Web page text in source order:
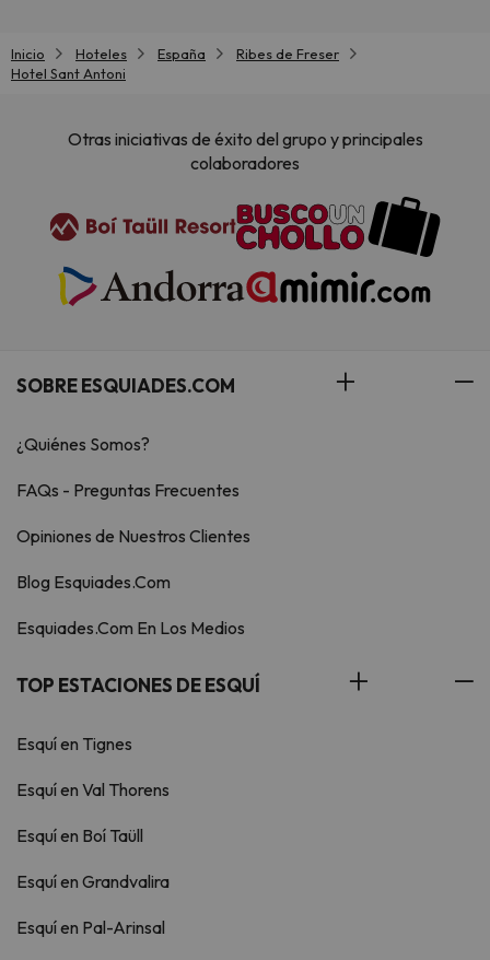
Inicio Hoteles España
Ribes de Freser
Hotel Sant Antoni
Otras iniciativas de éxito del grupo y principales
colaboradores
SOBRE ESQUIADES.COM
¿Quiénes Somos?
FAQs - Preguntas Frecuentes
Opiniones de Nuestros Clientes
Blog Esquiades.Com
Esquiades.Com En Los Medios
TOP ESTACIONES DE ESQUÍ
Esquí en Tignes
Esquí en Val Thorens
Esquí en Boí Taüll
Esquí en Grandvalira
Esquí en Pal-Arinsal